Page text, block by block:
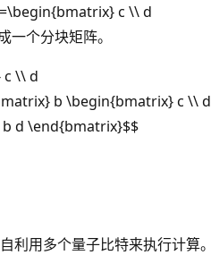
c \\ d
个分块矩阵。
\\ d
b \begin{bmatrix} c \\ d
d \end{bmatrix}$$
利用多个量子比特来执行计算。